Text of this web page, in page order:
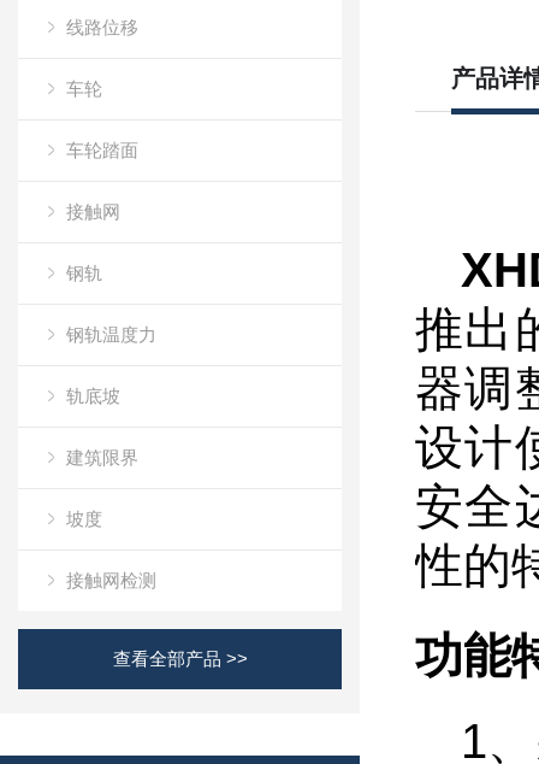
线路位移
车轮
车轮踏面
接触网
钢轨
钢轨温度力
轨底坡
建筑限界
坡度
接触网检测
查看全部产品 >>
产品详
推出
器调
设计
安全
性的
功能
1、